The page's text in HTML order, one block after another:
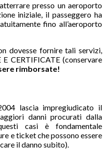
presso un aeroporto
iniziale, il passeggero ha
fino all’aeroporto
dovesse fornire tali servizi,
E CERTIFICATE (conservare
rimborsate!
lascia impregiudicato il
danni procurati dalla
casi è fondamentale
e ticket che possono essere
il danno subito).